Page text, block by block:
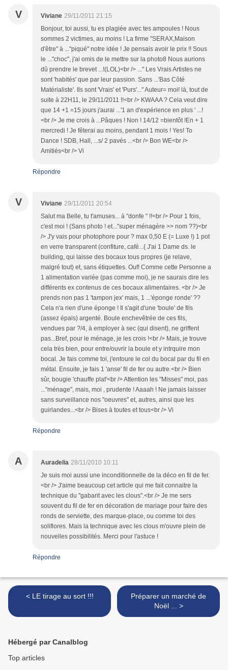
V Viviane 29/11/2011 21:15
Bonjour, toi aussi, tu es plagiée avec tes ampoules ! Nous
sommes 2 victimes, au moins ! La firme "SERAX,Maison
d'être" à ..."piqué" notre idée ! Je pensais avoir le prix !! Sous
le ..."choc", j'ai omis de le mettre sur la photo8 Nous aurions
dû prendre le brevet ...!(LOL)<br /> ..." Les Vrais Artistes ne
sont 'habités' que par leur passion. Sans ...'Bas Côté
Matérialiste'. Ils sont 'Vrais' et 'Purs'..." Auteur= moi! là, tout de
suite à 22H11, le 29/11/2011 !!<br /> KWAAA ? Cela veut dire
que 14 +1 =15 jours j'aurai ...'1 an d'expérience en plus ' ...!
<br /> Je me crois à ...Pâques ! Non ! 14/12 =bientôt !En + 1
mercredi ! Je fêterai au moins, pendant 1 mois ! Yes! To
Dance ! SDB, Hall, ...s/ 2 pavés ...<br /> Bon WE<br />
Amitiés<br /> Vi
Répondre
V Viviane 29/11/2011 20:54
Salut ma Belle, tu t'amuses... à "donfe " !!<br /> Pour 1 fois,
c'est moi ! (Sans photo ! et..."super ménagère >> nom ??)<br
/> J'y vais pour photophore pour ? max 0,50 E (= Luxe !) 1 pot
en verre transparent (confiture, café...{ J'ai 1 Dame ds. le
building, qui laisse des bocaux tous propres (je relave,
malgré tout) et, sans étiquettes. Ouf! Comme cette Personne a
1 alimentation variée (pas comme moi), je ne saurais dire les
différents ex contenus de ces bocaux alimentaires. <br /> Je
prends non pas 1 'tampon jex' mais, 1 ...'éponge ronde' ??
Cela n'a rien d'une éponge ! Il s'agit d'une 'boule' de fils
(assez épais) argenté. Boule enchevêtrée de ces fils,
vendues par ?/4, à employer à sec (qui disent), ne griffent
pas...Bref, pour le ménage, je les crois !<br /> Mais, je trouve
cela très bien, pour entre/ouvrir la boule et y intrquire mon
bocal. Je fais comme toi, j'entoure le col du bocal par du fil en
métal. Ensuite, je fais 1 'anse' fil de fer ou autre.<br /> Bien
sûr, bougie 'chauffe plat'<br /> Attention les "Misses" moi, pas
..."ménage", mais, moi , prudente ! Aaaah ! Ne jamais laisser
sans surveillance nos "oeuvres" et, autres, ainsi que les
guirlandes...<br /> Bises à toutes et tous<br /> Vi
Répondre
A Auradelia 28/11/2010 10:11
Je suis moi aussi une inconditionnelle de la déco en fil de fer.
<br /> J'aime beaucoup cet article qui me fait connaitre la
technique du "gabarit avec les clous".<br /> Je me sers
souvent du fil de fer en décoration de mariage pour faire des
ronds de serviette, des marque-place, ou comme toi des
soliflores. Mais la technique avec les clous m'ouvre plein de
nouvelles possibilités. Merci pour l'astuce !
Répondre
< LE tirage au sort !!!
Préparer un marché de
Noël ... >
Hébergé par Canalblog
Top articles